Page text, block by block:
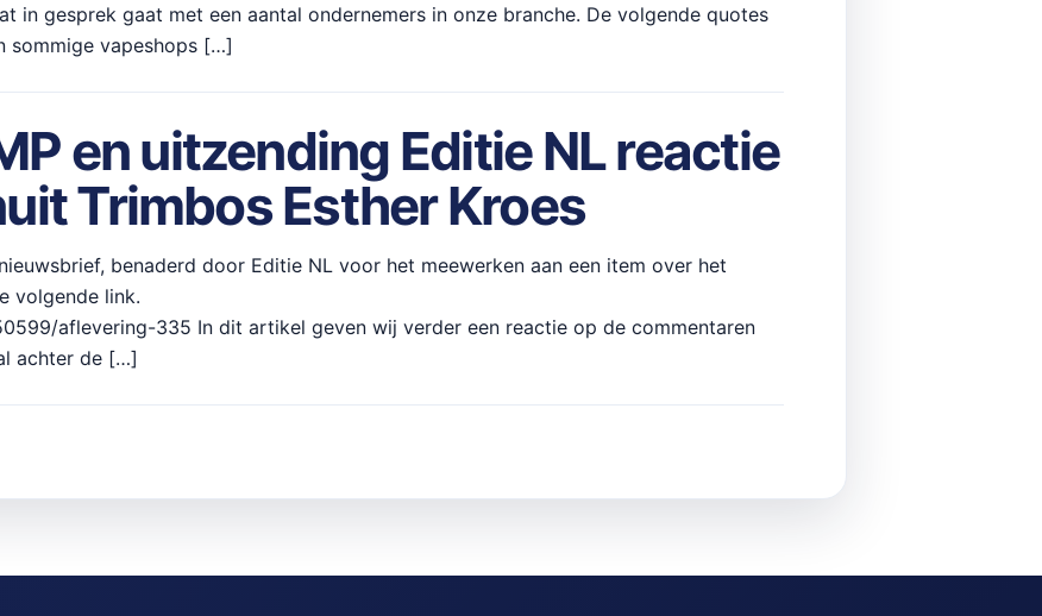
in gesprek gaat met een aantal ondernemers in onze branche. De volgende quotes
sommige vapeshops […]
en uitzending Editie NL reactie
Trimbos Esther Kroes
benaderd door Editie NL voor het meewerken aan een item over het
volgende link.
aflevering-335 In dit artikel geven wij verder een reactie op de commentaren
achter de […]